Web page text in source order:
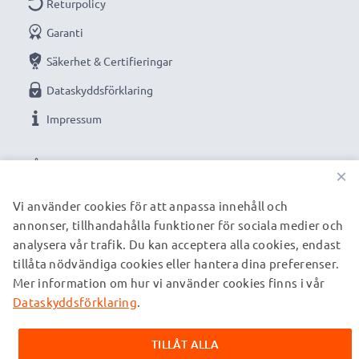
Kapacitet
: 1180mAh
Spänning: 3.6V - 3.7V
Cellteknik: litium Ion
Färg: grå
Optimerat för bland annat:
P100, Nikon Coolpix P90 digitalkamera / Nikon EN-
EL5 originalbatteri.
Ersättningsbatteri från CELLONIC är en prisvärd och
trygg strömkälla.
VÅRA BETALNINGSALTERNATIV
Returpolicy
Garanti
Säkerhet & Certifieringar
Dataskyddsförklaring
Impressum
VÅRA FRAKTPARTNERS
© subtel.se 2026
Alla priser är inklusive moms och exklusive fraktkostnader.
varumärken tillhörande deras ägare och anges på våra
webbsidor enbart för att ge information om våra produkter.
×
Vi använder cookies för att anpassa innehåll och
annonser, tillhandahålla funktioner för sociala medier och
analysera vår trafik. Du kan acceptera alla cookies, endast
tillåta nödvändiga cookies eller hantera dina preferenser.
Mer information om hur vi använder cookies finns i vår
Dataskyddsförklaring.
TILLÅT ALLA